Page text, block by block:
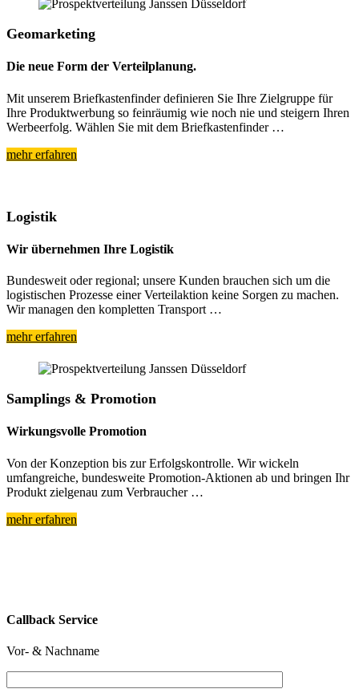
Geomarketing
Die neue Form der Verteilplanung.
Mit unserem Briefkastenfinder definieren Sie Ihre Zielgruppe für
Ihre Produktwerbung so feinräumig wie noch nie und steigern Ihren
Werbeerfolg. Wählen Sie mit dem Briefkastenfinder …
mehr erfahren
Logistik
Wir übernehmen Ihre Logistik
Bundesweit oder regional; unsere Kunden brauchen sich um die
logistischen Prozesse einer Verteilaktion keine Sorgen zu machen.
Wir managen den kompletten Transport …
mehr erfahren
Samplings & Promotion
Wirkungsvolle Promotion
Von der Konzeption bis zur Erfolgskontrolle. Wir wickeln
umfangreiche, bundesweite Promotion-Aktionen ab und bringen Ihr
Produkt zielgenau zum Verbraucher …
mehr erfahren
Callback Service
Vor- & Nachname